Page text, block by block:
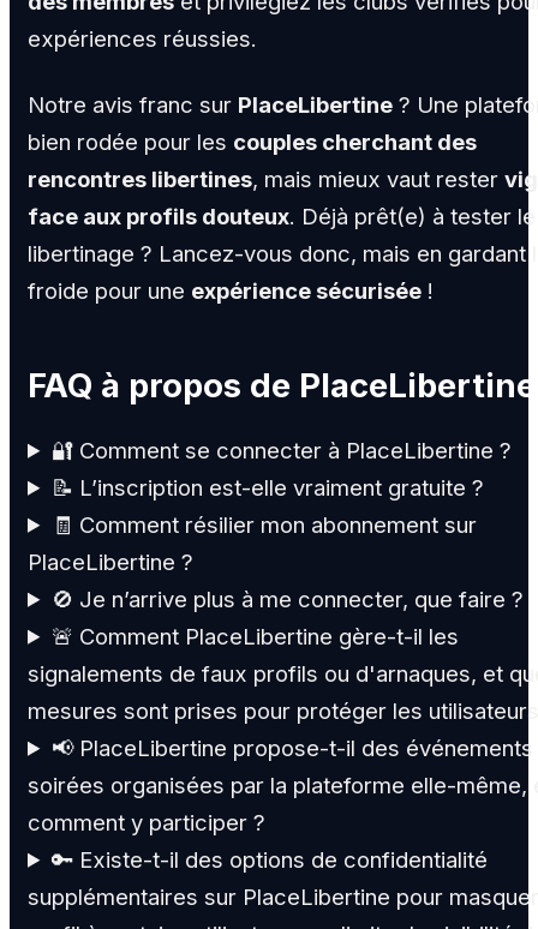
expériences réussies.
Notre avis franc sur PlaceLibertine ? Une
bien rodée pour les couples cherchant des
rencontres libertines, mais mieux vaut rester
face aux profils douteux. Déjà prêt(e) à tester le
libertinage ? Lancez-vous donc, mais en gardant
froide pour une expérience sécurisée !
FAQ à propos de PlaceLibertine
🔐 Comment se connecter à PlaceLibertine ?
📝 L’inscription est-elle vraiment gratuite ?
🧾 Comment résilier mon abonnement sur
PlaceLibertine ?
🚫 Je n’arrive plus à me connecter, que faire ?
🚨 Comment PlaceLibertine gère-t-il les
signalements de faux profils ou d'arnaques, et
mesures sont prises pour protéger les
📢 PlaceLibertine propose-t-il des événements
soirées organisées par la plateforme elle-même,
comment y participer ?
🔑 Existe-t-il des options de confidentialité
supplémentaires sur PlaceLibertine pour